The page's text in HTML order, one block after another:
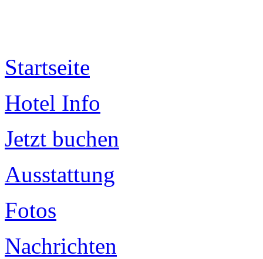
Startseite
Hotel Info
Jetzt buchen
Ausstattung
Fotos
Nachrichten